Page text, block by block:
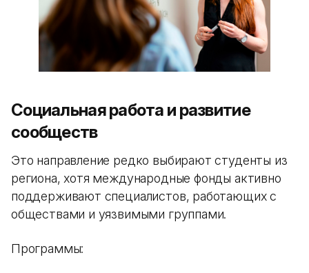
Социальная работа и развитие
сообществ
Это направление редко выбирают студенты из
региона, хотя международные фонды активно
поддерживают специалистов, работающих с
обществами и уязвимыми группами.
Программы: